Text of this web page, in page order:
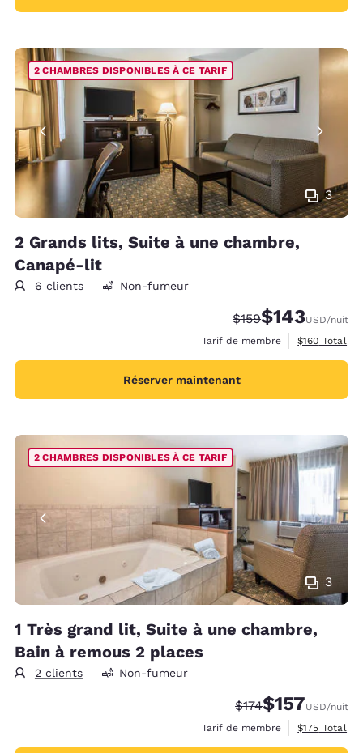
3
2 CHAMBRES DISPONIBLES À CE TARIF
2 Grands lits, Suite à une chambre,
Canapé-lit
6 clients Non-fumeur
Tarif barré :
$159Tarif réduit :
$143USD/nuit
Tarif de membre
Afficher les
$160 Total
Réserver maintenant
3
2 CHAMBRES DISPONIBLES À CE TARIF
1 Très grand lit, Suite à une chambre,
Bain à remous 2 places
2 clients Non-fumeur
Tarif barré :
$174Tarif réduit :
$157USD/nuit
Tarif de membre
Afficher les
$175 Total